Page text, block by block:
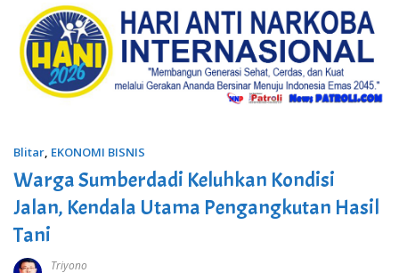
Blitar, EKONOMI BISNIS
Warga Sumberdadi Keluhkan Kondisi
Jalan, Kendala Utama Pengangkutan Hasil
Tani
Triyono